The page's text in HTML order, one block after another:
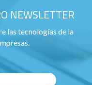
NEWSLETTER
las tecnologías de la